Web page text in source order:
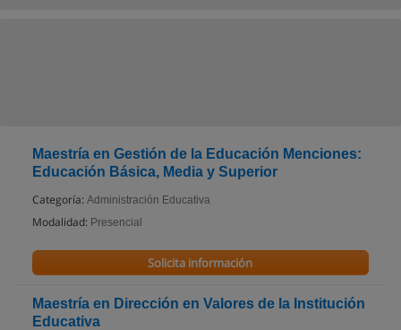
Maestría en Gestión de la Educación Menciones:
Educación Básica, Media y Superior
Categoría: Administración Educativa
Modalidad: Presencial
Solicita información
Maestría en Dirección en Valores de la Institución
Educativa